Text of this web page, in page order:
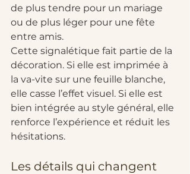
de plus tendre pour un mariage
ou de plus léger pour une fête
entre amis.
Cette signalétique fait partie de la
décoration. Si elle est imprimée à
la va-vite sur une feuille blanche,
elle casse l’effet visuel. Si elle est
bien intégrée au style général, elle
renforce l’expérience et réduit les
hésitations.
Les détails qui changent